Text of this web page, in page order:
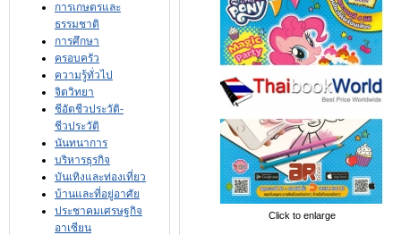
การเกษตรและ
ธรรมชาติ
การศึกษา
ครอบครัว
ความรู้ทั่วไป
จิตวิทยา
ชีอัตชีวประวัติ-
ชีวประวัติ
นันทนาการ
บริหารธุรกิจ
บันเทิงและท่องเที่ยว
บ้านและที่อยู่อาศัย
ประชาคมเศรษฐกิจ
อาเซียน
Click to enlarge